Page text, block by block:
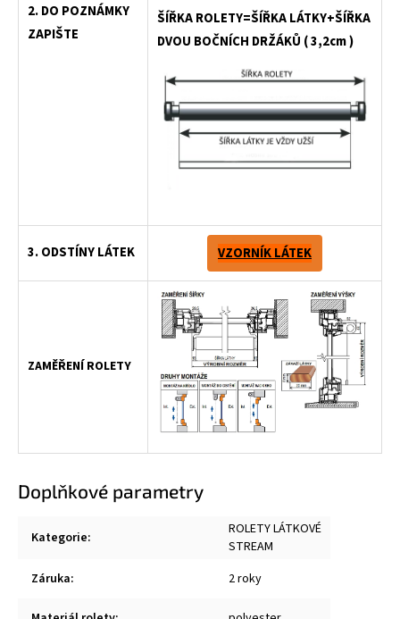
2. DO POZNÁMKY
ZAPIŠTE
ŠÍŘKA ROLETY=ŠÍŘKA LÁTKY+ŠÍŘKA
DVOU BOČNÍCH DRŽÁKŮ ( 3,2cm )
3. ODSTÍNY LÁTEK VZORNÍK LÁTEK
ZAMĚŘENÍ ROLETY
Doplňkové parametry
Kategorie:
ROLETY LÁTKOVÉ
STREAM
Záruka: 2 roky